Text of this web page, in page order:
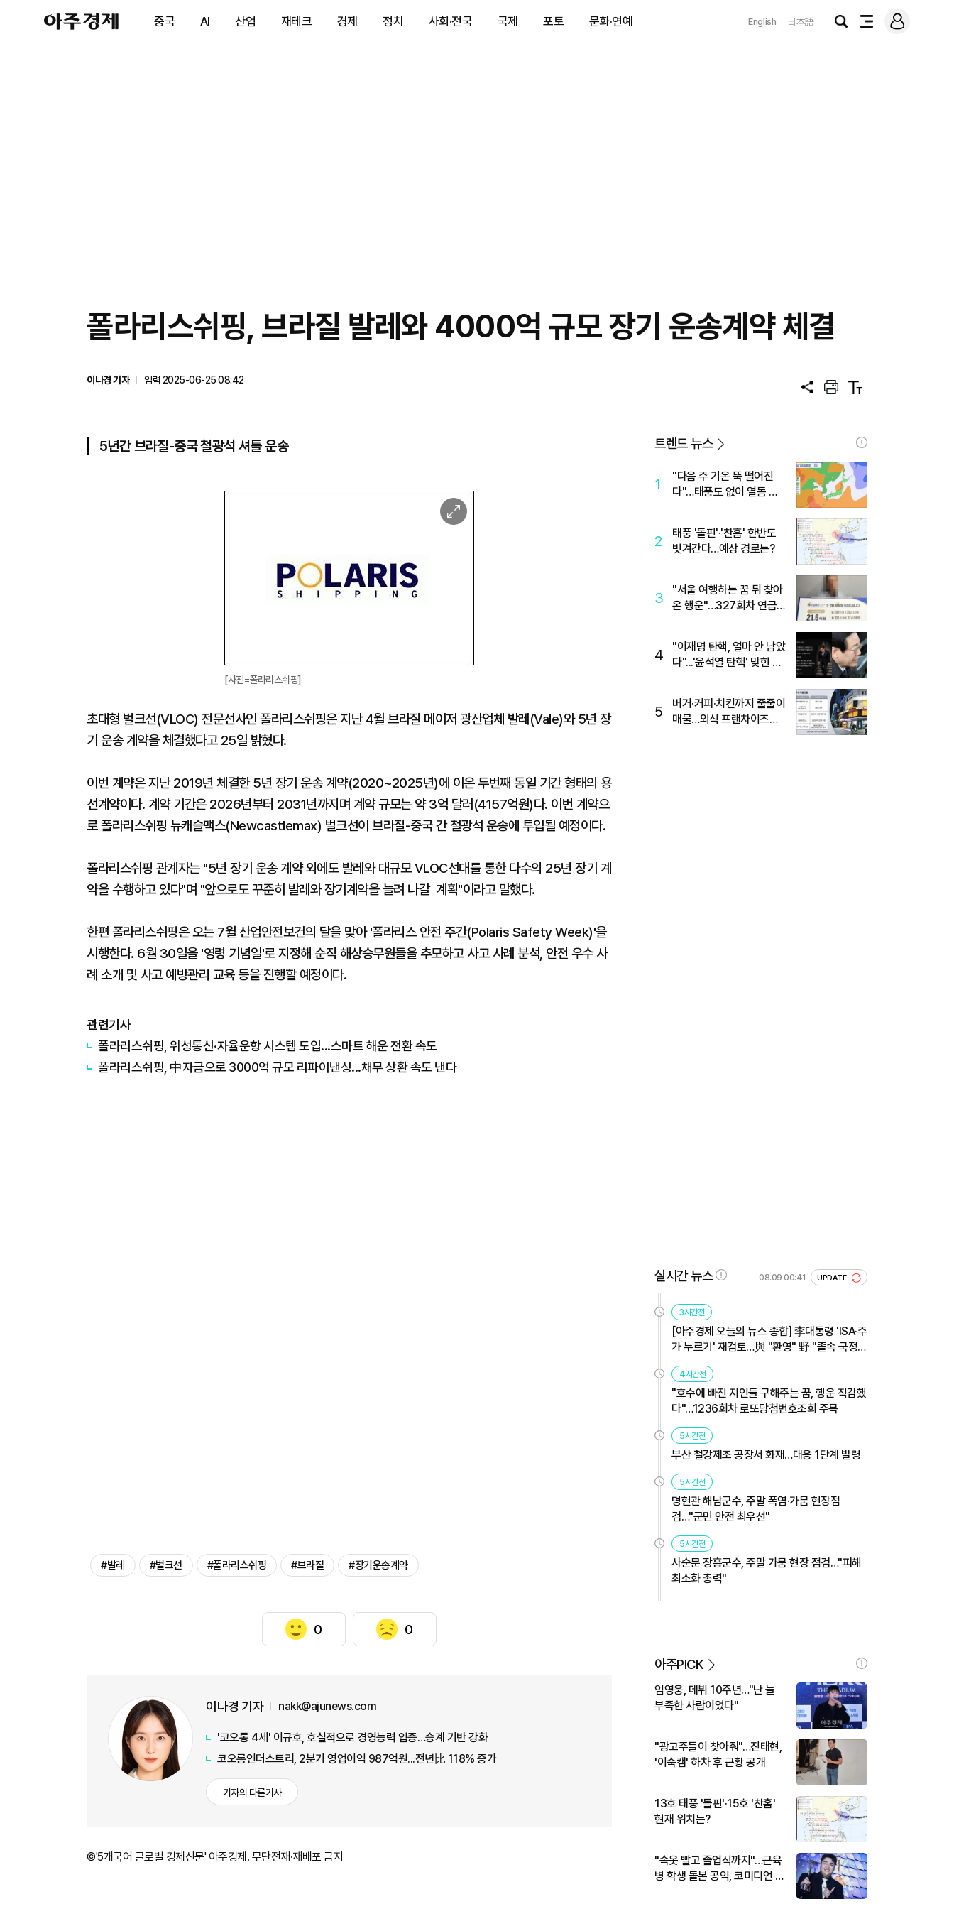
아
주
제
중국 AI 산업 재테크 경제 정치 사회·전국 국제 포토 문화·연예 English 日本語
검
전
메
그
폴라리스쉬핑, 브라질 발레와 4000억 규모 장기 운송계약 체결
이나경 기자
입력 2025-06-25 08:42
공
프
트
텍
트
5년간 브라질-중국 철광석 셔틀 운송
이
미
[사진=폴라리스쉬핑]
초대형 벌크선(VLOC) 전문선사인 폴라리스쉬핑은 지난 4월 브라질 메이저 광산업체 발레(Vale)와 5년 장
기 운송 계약을 체결했다고 25일 밝혔다.
이번 계약은 지난 2019년 체결한 5년 장기 운송 계약(2020~2025년)에 이은 두번째 동일 기간 형태의 용
선계약이다. 계약 기간은 2026년부터 2031년까지며 계약 규모는 약 3억 달러(4157억원)다. 이번 계약으
로 폴라리스쉬핑 뉴캐슬맥스(Newcastlemax) 벌크선이 브라질-중국 간 철광석 운송에 투입될 예정이다.
폴라리스쉬핑 관계자는 "5년 장기 운송 계약 외에도 발레와 대규모 VLOC선대를 통한 다수의 25년 장기 계
약을 수행하고 있다"며 "앞으로도 꾸준히 발레와 장기계약을 늘려 나갈 계획"이라고 말했다.
한편 폴라리스쉬핑은 오는 7월 산업안전보건의 달을 맞아 '폴라리스 안전 주간(Polaris Safety Week)'을
시행한다. 6월 30일을 '영령 기념일'로 지정해 순직 해상승무원들을 추모하고 사고 사례 분석, 안전 우수 사
례 소개 및 사고 예방관리 교육 등을 진행할 예정이다.
관련기사
폴라리스쉬핑, 위성통신·자율운항 시스템 도입...스마트 해운 전환 속도
폴라리스쉬핑, 中자금으로 3000억 규모 리파이낸싱...채무 상환 속도 낸다
#발레 #벌크선 #폴라리스쉬핑 #브라질 #장기운송계약
0 0
이나경 기자 nakk@ajunews.com
'코오롱 4세' 이규호, 호실적으로 경영능력 입증…승계 기반 강화
코오롱인더스트리, 2분기 영업이익 987억원...전년比 118% 증가
기자의 다른기사
©'5개국어 글로벌 경제신문' 아주경제. 무단전재·재배포 금지
트렌드 뉴스
1
"다음 주 기온 뚝 떨어진
다"…태풍도 없이 열돔 박
2
태풍 '돌핀'·'찬홈' 한반도
빗겨간다…예상 경로는?
3
"서울 여행하는 꿈 뒤 찾아
온 행운"…327회차 연금
4
"이재명 탄핵, 얼마 안 남았
다"...'윤석열 탄핵' 맞힌 무
5
버거·커피·치킨까지 줄줄이
매물…외식 프랜차이즈
실시간 뉴스 08.09 00:41 UPDATE
3시간전
[아주경제 오늘의 뉴스 종합] 李대통령 'ISA·주
가 누르기' 재검토…與 "환영" 野 "졸속 국정"
外
4시간전
"호수에 빠진 지인들 구해주는 꿈, 행운 직감했
다"…1236회차 로또당첨번호조회 주목
5시간전
부산 철강제조 공장서 화재…대응 1단계 발령
5시간전
명현관 해남군수, 주말 폭염·가뭄 현장점
검…"군민 안전 최우선"
5시간전
사순문 장흥군수, 주말 가뭄 현장 점검…"피해
최소화 총력"
아주PICK
임영웅, 데뷔 10주년…"난 늘
부족한 사람이었다"
"광고주들이 찾아줘"…진태현,
'이숙캠' 하차 후 근황 공개
13호 태풍 '돌핀'·15호 '찬홈'
현재 위치는?
"속옷 빨고 졸업식까지"…근육
병 학생 돌본 공익, 코미디언 김